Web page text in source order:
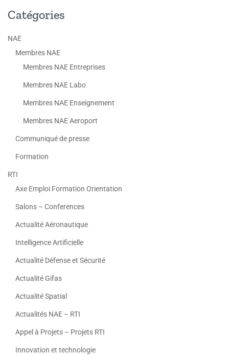
Catégories
NAE
Membres NAE
Membres NAE Entreprises
Membres NAE Labo
Membres NAE Enseignement
Membres NAE Aeroport
Communiqué de presse
Formation
RTI
Axe Emploi Formation Orientation
Salons – Conferences
Actualité Aéronautique
Intelligence Artificielle
Actualité Défense et Sécurité
Actualité Gifas
Actualité Spatial
Actualités NAE – RTI
Appel à Projets – Projets RTI
Innovation et technologie